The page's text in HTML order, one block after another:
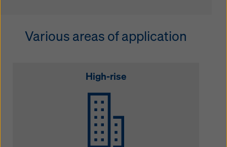
Various areas of application
High-rise